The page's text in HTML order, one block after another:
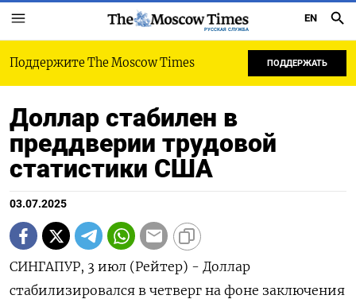
РУССКАЯ СЛУЖБА
EN
Поддержите The Moscow Times ПОДДЕРЖАТЬ
Доллар стабилен в
преддверии трудовой
статистики США
03.07.2025
СИНГАПУР, 3 июл (Рейтер) - Доллар
стабилизировался в четверг на фоне заключения